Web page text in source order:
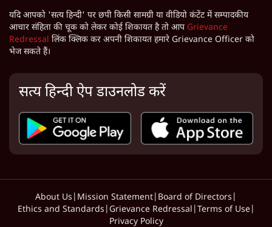
यदि आपको 'सत्य हिन्दी' पर छपी किसी सामग्री या वीडियो कंटेंट में सम्पादकीय
आचार संहिता की चूक को लेकर कोई शिकायत है तो आप Grievance
Redressal लिंक क्लिक कर अपनी शिकायत हमारे Grievance Officer को
भेज सकते हैं।
सत्य हिन्दी ऐप डाउनलोड करें
About Us Mission Statement Board of Directors
Ethics and Standards Grievance Redressal Terms of Use|
Privacy Policy